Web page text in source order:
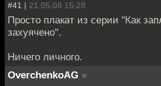
#41 | 21.05.08 15:28
Просто плакат из серии "Как
захуячено".
Ничего личного.
OverchenkoAG »